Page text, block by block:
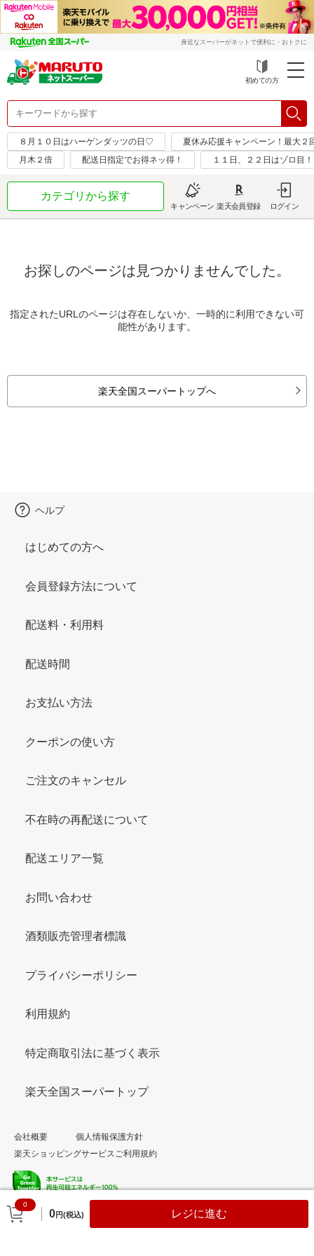
身近なスーパーがネットで便利に・おトクに
初めての方
８月１０日はハーゲンダッツの日♡
夏休み応援キャンペーン！最大２
月木２倍
配送日指定でお得ネッ得！ １１日、２２日はゾロ目！
カテゴリから探す
キャンペーン 楽天会員登録 ログイン
お探しのページは見つかりませんでした。
指定されたURLのページは存在しないか、一時的に利用できない可
能性があります。
楽天全国スーパートップへ
0
0円(税込) レジに進む
ヘルプ
はじめての方へ
会員登録方法について
配送料・利用料
配送時間
お支払い方法
クーポンの使い方
ご注文のキャンセル
不在時の再配送について
配送エリア一覧
お問い合わせ
酒類販売管理者標識
プライバシーポリシー
利用規約
特定商取引法に基づく表示
楽天全国スーパートップ
会社概要
個人情報保護方針
楽天ショッピングサービスご利用規約
© Rakuten Group, Inc.